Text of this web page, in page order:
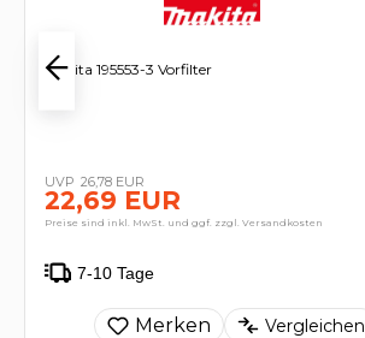
Makita 195553-3 Vorfilter
26,78 EUR
22,69 EUR
Preise sind inkl. MwSt. und ggf. zzgl. Versandkosten
7-10 Tage
Merken Vergleichen